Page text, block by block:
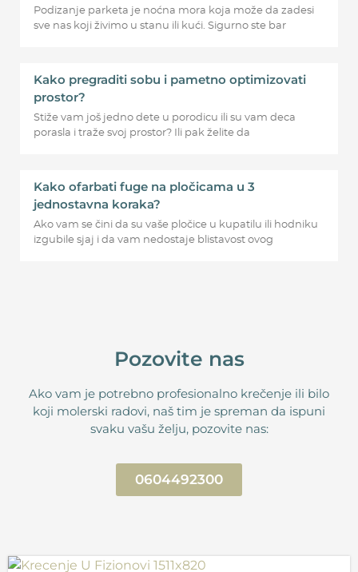
Podizanje parketa je noćna mora koja može da zadesi
sve nas koji živimo u stanu ili kući. Sigurno ste bar
Kako pregraditi sobu i pametno optimizovati
prostor?
Stiže vam još jedno dete u porodicu ili su vam deca
porasla i traže svoj prostor? Ili pak želite da
Kako ofarbati fuge na pločicama u 3
jednostavna koraka?
Ako vam se čini da su vaše pločice u kupatilu ili hodniku
izgubile sjaj i da vam nedostaje blistavost ovog
Pozovite nas
Ako vam je potrebno profesionalno krečenje ili bilo
koji molerski radovi, naš tim je spreman da ispuni
svaku vašu želju, pozovite nas:
0604492300